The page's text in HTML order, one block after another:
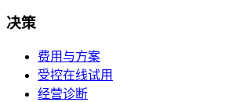
决策
费用与方案
受控在线试用
经营诊断